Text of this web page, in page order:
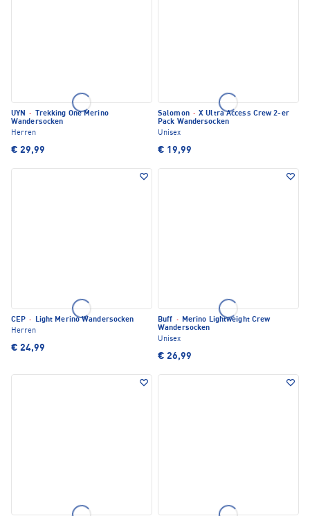
UYN ·
Trekking One Merino
Wandersocken
Herren
€ 29,99
Salomon · X Ultra Access Crew 2-er
Pack Wandersocken
Unisex
€ 19,99
CEP ·
Light Merino Wandersocken
Herren
€ 24,99
Buff · Merino Lightweight Crew
Wandersocken
Unisex
€ 26,99